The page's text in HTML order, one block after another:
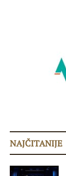
NAJČITANIJE